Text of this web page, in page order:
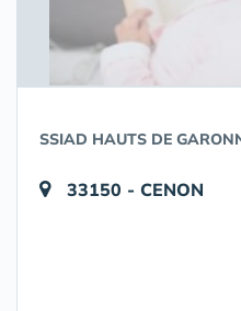
SSIAD HAUTS DE
33150 - CENON